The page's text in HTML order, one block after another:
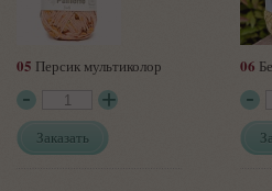
05 Персик мультиколор
Заказать
06